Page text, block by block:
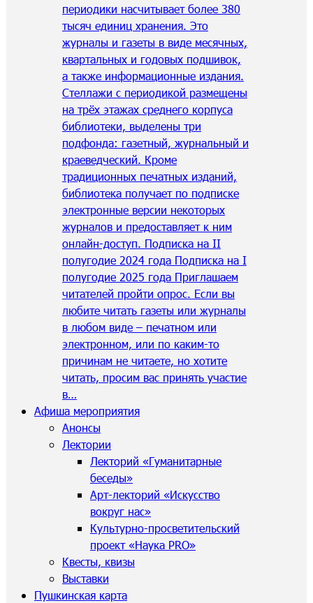
периодики насчитывает более 380
тысяч единиц хранения. Это
журналы и газеты в виде месячных,
квартальных и годовых подшивок,
а также информационные издания.
Стеллажи с периодикой размещены
на трёх этажах среднего корпуса
библиотеки, выделены три
подфонда: газетный, журнальный и
краеведческий. Кроме
традиционных печатных изданий,
библиотека получает по подписке
электронные версии некоторых
журналов и предоставляет к ним
онлайн-доступ. Подписка на II
полугодие 2024 года Подписка на I
полугодие 2025 года Приглашаем
читателей пройти опрос. Если вы
любите читать газеты или журналы
в любом виде – печатном или
электронном, или по каким-то
причинам не читаете, но хотите
читать, просим вас принять участие
в…
Афиша мероприятия
Анонсы
Лектории
Лекторий «Гуманитарные
беседы»
Арт-лекторий «Искусство
вокруг нас»
Культурно-просветительский
проект «Наука PRO»
Квесты, квизы
Выставки
Пушкинская карта